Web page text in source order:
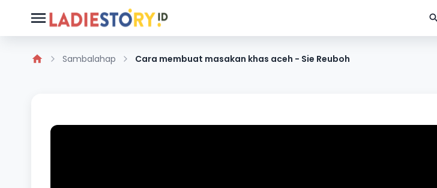
Sambalahap Cara membuat masakan khas aceh - Sie Reuboh